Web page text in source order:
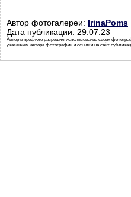
Автор фотогалереи: IrinaPoms
Дата публикации: 29.07.23
Автор в профиле разрешил использование своих
указанием автора фотографии и ссылки на сайт